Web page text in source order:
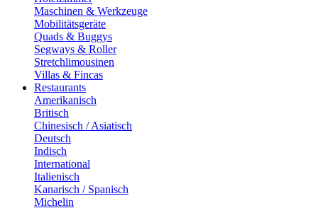
Maschinen & Werkzeuge
Mobilitätsgeräte
Quads & Buggys
Segways & Roller
Stretchlimousinen
Villas & Fincas
Restaurants
Amerikanisch
Britisch
Chinesisch / Asiatisch
Deutsch
Indisch
International
Italienisch
Kanarisch / Spanisch
Michelin